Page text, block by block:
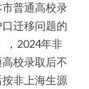
普通高校录
迁移问题的
，2024年非
校录取后不
非上海生源